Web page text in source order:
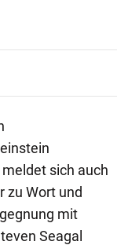
sich auch
zu Wort und
mit
Seagal